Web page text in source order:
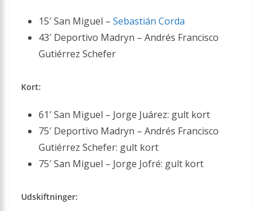
15′ San Miguel – Sebastián Corda
43′ Deportivo Madryn – Andrés Francisco
Gutiérrez Schefer
Kort:
61′ San Miguel – Jorge Juárez: gult kort
75′ Deportivo Madryn – Andrés Francisco
Gutiérrez Schefer: gult kort
75′ San Miguel – Jorge Jofré: gult kort
Udskiftninger: